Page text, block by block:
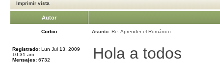
Imprimir vista
Autor
Corbio Asunto: Re: Aprender el Románico
Registrado: Lun Jul 13, 2009
10:31 am
Mensajes: 6732 Hola a todos